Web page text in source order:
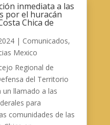
inmediata a las
por el huracán
Chica de
| Comunicados,
Mexico
Regional de
del Territorio
un llamado a las
para
comunidades de las